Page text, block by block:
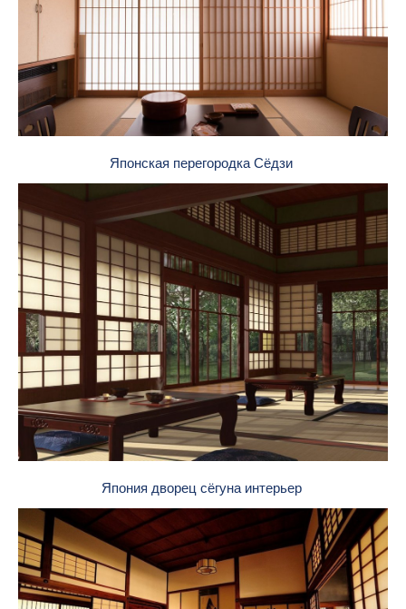
Японская перегородка Сёдзи
Япония дворец сёгуна интерьер